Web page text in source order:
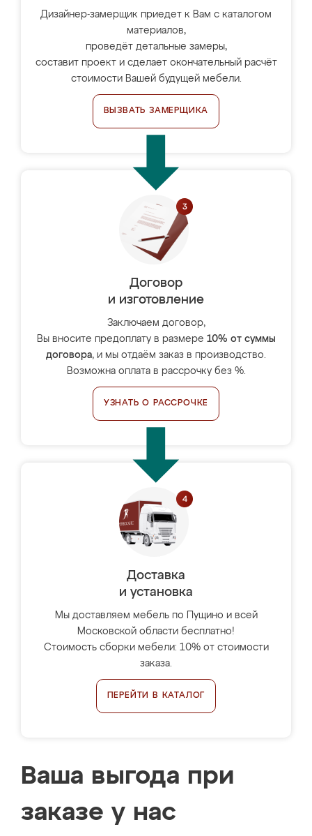
Дизайнер-замерщик приедет к Вам с каталогом
материалов,
проведёт детальные замеры,
составит проект и сделает окончательный расчёт
стоимости Вашей будущей мебели.
ВЫЗВАТЬ ЗАМЕРЩИКА
Договор
и изготовление
Заключаем договор,
Вы вносите предоплату в размере 10% от суммы
договора, и мы отдаём заказ в производство.
Возможна оплата в рассрочку без %.
УЗНАТЬ О РАССРОЧКЕ
Доставка
и установка
Мы доставляем мебель по Пущино и всей
Московской области бесплатно!
Стоимость сборки мебели: 10% от стоимости
заказа.
ПЕРЕЙТИ В КАТАЛОГ
Ваша выгода при
заказе у нас